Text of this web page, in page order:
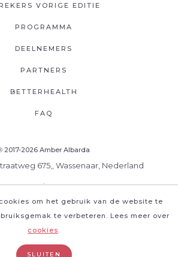
om het gebruik van de website te
te verbeteren. Lees meer over
cookies.
SLUITEN
VORIGE EDITIE
PROGRAMMA
DEELNEMERS
PARTNERS
BETTERHEALTH
FAQ
2017-2026 Amber Albarda
675,, Wassenaar, Nederland